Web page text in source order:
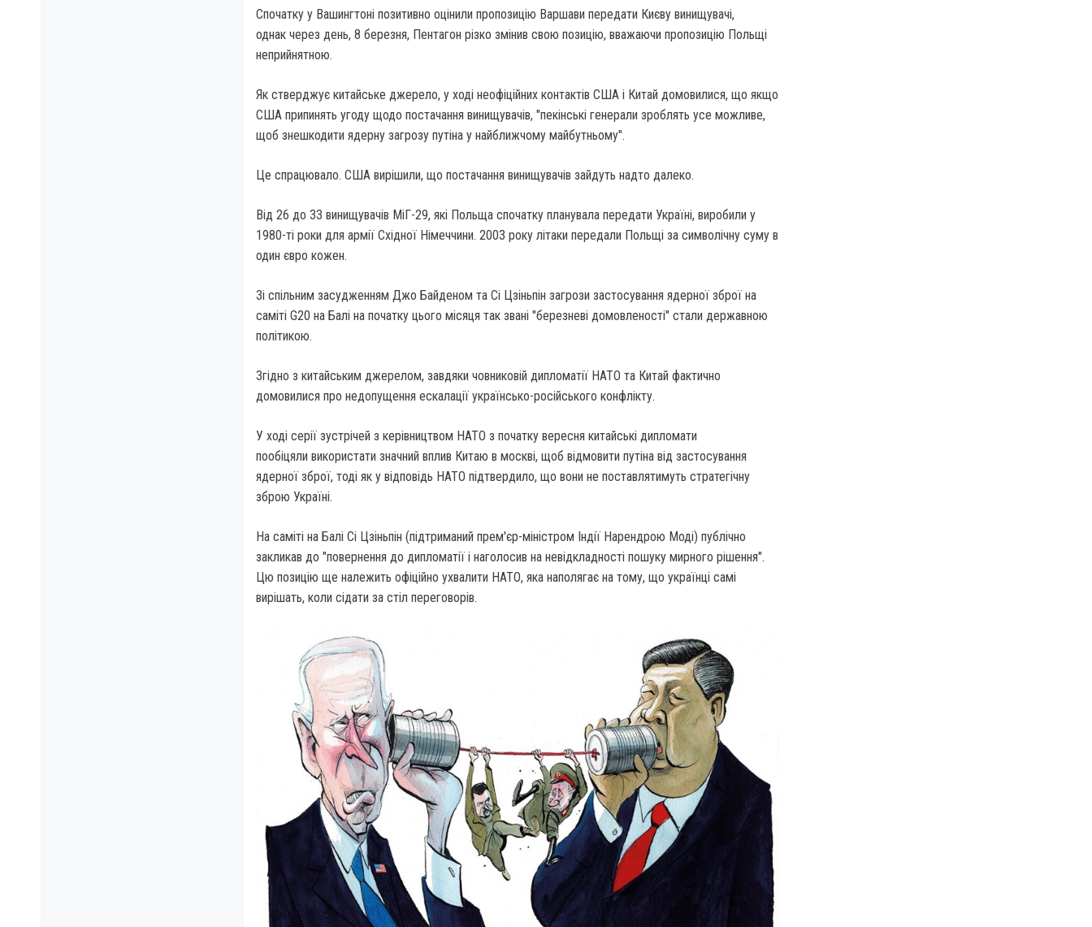
Спочатку у Вашингтоні позитивно оцінили пропозицію Варшави передати Києву винищувачі,
однак через день, 8 березня, Пентагон різко змінив свою позицію, вважаючи пропозицію Польщі
неприйнятною.
Як стверджує китайське джерело, у ході неофіційних контактів США і Китай домовилися, що якщо
США припинять угоду щодо постачання винищувачів, "пекінські генерали зроблять усе можливе,
щоб знешкодити ядерну загрозу путіна у найближчому майбутньому".
Це спрацювало. США вирішили, що постачання винищувачів зайдуть надто далеко.
Від 26 до 33 винищувачів МіГ-29, які Польща спочатку планувала передати Україні, виробили у
1980-ті роки для армії Східної Німеччини. 2003 року літаки передали Польщі за символічну суму в
один євро кожен.
Зі спільним засудженням Джо Байденом та Сі Цзіньпін загрози застосування ядерної зброї на
саміті G20 на Балі на початку цього місяця так звані "березневі домовленості" стали державною
політикою.
Згідно з китайським джерелом, завдяки човниковій дипломатії НАТО та Китай фактично
домовилися про недопущення ескалації українсько-російського конфлікту.
У ході серії зустрічей з керівництвом НАТО з початку вересня китайські дипломати
пообіцяли використати значний вплив Китаю в москві, щоб відмовити путіна від застосування
ядерної зброї, тоді як у відповідь НАТО підтвердило, що вони не поставлятимуть стратегічну
зброю Україні.
На саміті на Балі Сі Цзіньпін (підтриманий прем'єр-міністром Індії Нарендрою Моді) публічно
закликав до "повернення до дипломатії і наголосив на невідкладності пошуку мирного рішення".
Цю позицію ще належить офіційно ухвалити НАТО, яка наполягає на тому, що українці самі
вирішать, коли сідати за стіл переговорів.